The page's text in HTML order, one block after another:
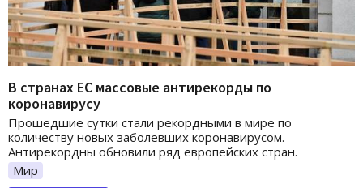
В странах ЕС массовые антирекорды по
коронавирусу
Прошедшие сутки стали рекордными в мире по
количеству новых заболевших коронавирусом.
Антирекордны обновили ряд европейских стран.
Мир